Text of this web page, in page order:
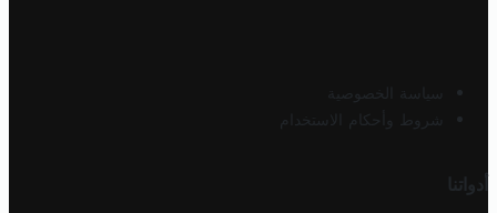
سياسة الخصوصية
شروط وأحكام الاستخدام
أدواتنا